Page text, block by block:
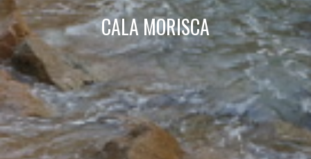
CALA MORISCA
Analíticas y personalización
Permiten realizar el seguimiento y análisis del
comportamiento de los usuarios de este sitio web. La
información recogida mediante este tipo de cookies se
utiliza en la medición de la actividad de la web para la
elaboración de perfiles de navegación de los usuarios con
el fin de introducir mejoras en función del análisis de los
datos de uso que hacen los usuarios del servicio. Permiten
guardar la información de preferencia del usuario para
mejorar la calidad de nuestros servicios y para ofrecer una
mejor experiencia a través de productos recomendados.